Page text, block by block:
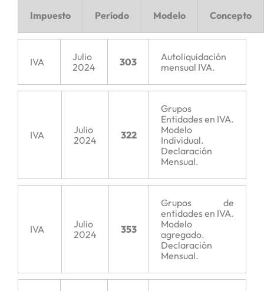
Impuesto Período Modelo Concepto
IVA
Julio
2024
303
Autoliquidación
mensual IVA.
IVA
Julio
2024
322
Grupos
Entidades en IVA.
Modelo
Individual.
Declaración
Mensual.
IVA
Julio
2024
353
Grupos de
entidades en IVA.
Modelo
agregado.
Declaración
Mensual.